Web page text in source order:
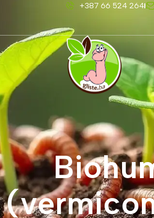
+387 66 524 264